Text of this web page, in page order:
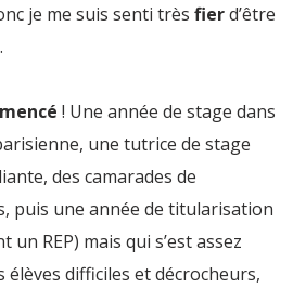
je me suis senti très fierd’être
! Une année de stage dans
une tutrice de stage
des camarades de
puis une année de titularisation
REP) mais qui s’est assez
élèves difficiles et décrocheurs,